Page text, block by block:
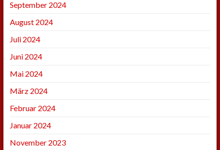
September 2024
August 2024
Juli 2024
Juni 2024
Mai 2024
März 2024
Februar 2024
Januar 2024
November 2023